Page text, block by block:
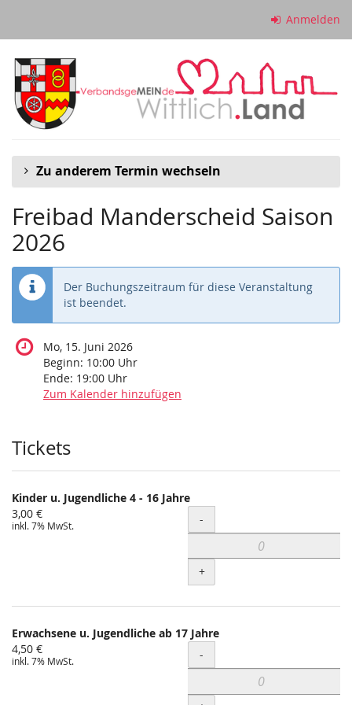
springen
Anmelden
Zu anderem Termin wechseln
Freibad Manderscheid Saison
2026
Der Buchungszeitraum für diese Veranstaltung
ist beendet.
Mo, 15. Juni 2026
Beginn: 10:00 Uhr
Ende: 19:00 Uhr
Zum Kalender hinzufügen
Produkte
Tickets
Kinder u. Jugendliche 4 - 16 Jahre
3,00 €
inkl. 7% MwSt. Menge
-
+
Erwachsene u. Jugendliche ab 17 Jahre
4,50 €
inkl. 7% MwSt. Menge
-